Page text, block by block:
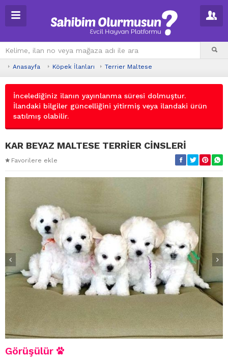
Anasayfa Köpek İlanları Terrier Maltese
İncelediğiniz ilanın yayınlanma süresi dolmuştur.
İlandaki bilgiler güncelliğini yitirmiş veya ilandaki ürün
satılmış olabilir.
KAR BEYAZ MALTESE TERRİER CİNSLERİ
Favorilere ekle
Görüşülür